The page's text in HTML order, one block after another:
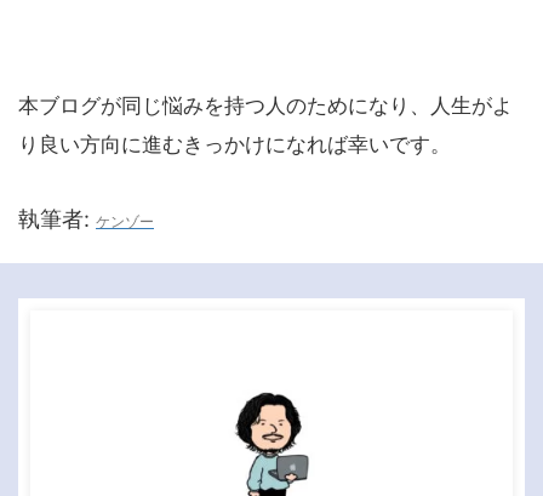
本ブログが同じ悩みを持つ人のためになり、人生がよ
り良い方向に進むきっかけになれば幸いです。
執筆者: ケンゾー